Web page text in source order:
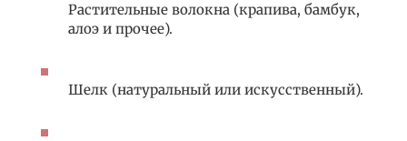
Растительные волокна (крапива, бамбук,
алоэ и прочее).
Шелк (натуральный или искусственный).